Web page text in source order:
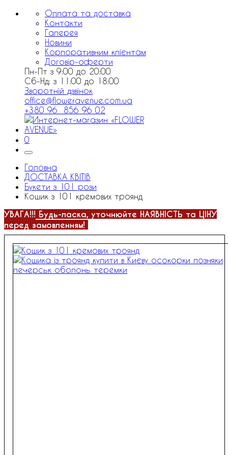
Оплата та доставка
Контакти
Галерея
Новини
Корпоративним клієнтам
Договір-оферти
Пн-Пт з 9:00 до 20:00
Сб-Нд: з 11:00 до 18:00
Зворотній дзвінок
office@floweravenue.com.ua
+380 96 856 96 02
0
Головна
ДОСТАВКА КВІТІВ
Букети з 101 рози
Кошик з 101 кремових троянд
УВАГА!!! Будь-ласка, уточнюйте НАЯВНІСТЬ та ЦІНУ
перед замовленням!